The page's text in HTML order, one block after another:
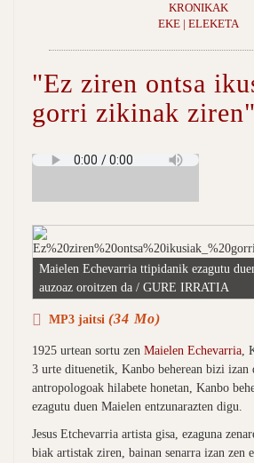
KRONIKAK
EKE | ELEKETA
"Ez ziren ontsa
gorri zikinak ziren"
Maielen Echevarria ttipidanik ezagutu
auzoaz oroitzen da / GURE IRRATIA
MP3 jaitsi (34 Mo)
1925 urtean sortu zen Maielen Echevarria ,
3 urte dituenetik, Kanbo beherean bizi izan
antropologoak hilabete honetan, Kanbo
ezagutu duen Maielen entzunarazten digu.
Jesus Etchevarria artista gisa, ezaguna
biak artistak ziren, bainan senarra izan zen